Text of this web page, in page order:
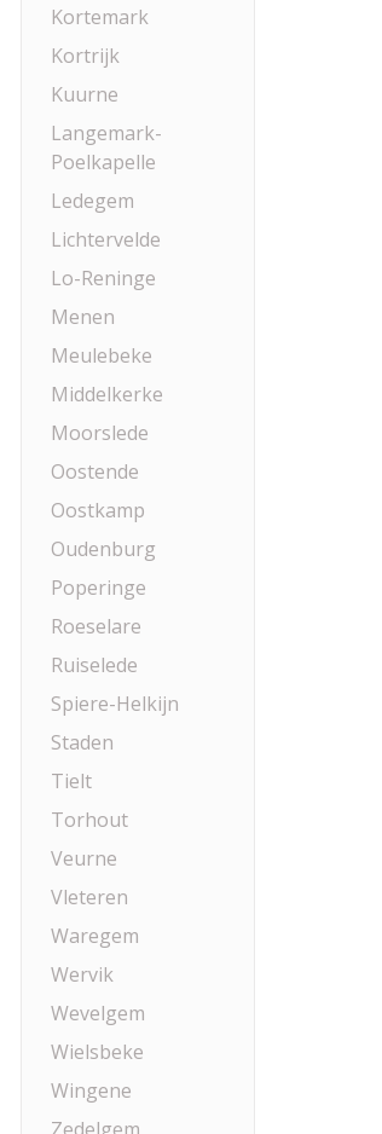
Kortemark
Kortrijk
Kuurne
Langemark-
Poelkapelle
Ledegem
Lichtervelde
Lo-Reninge
Menen
Meulebeke
Middelkerke
Moorslede
Oostende
Oostkamp
Oudenburg
Poperinge
Roeselare
Ruiselede
Spiere-Helkijn
Staden
Tielt
Torhout
Veurne
Vleteren
Waregem
Wervik
Wevelgem
Wielsbeke
Wingene